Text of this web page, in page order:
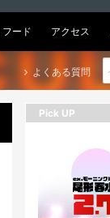
フード アクセス
よくある質問
Pick UP